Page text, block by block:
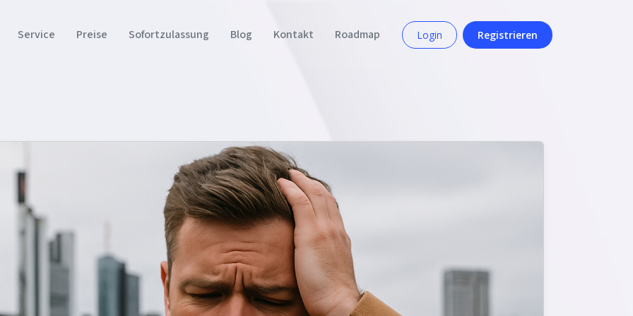
Service Preise Sofortzulassung Blog Kontakt Roadmap Login Registrieren